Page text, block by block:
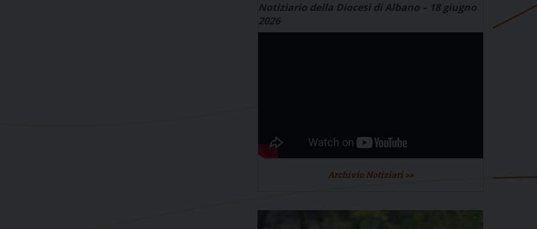
Notiziario della Diocesi di Albano – 18 giugno
2026
Archivio Notiziari >>